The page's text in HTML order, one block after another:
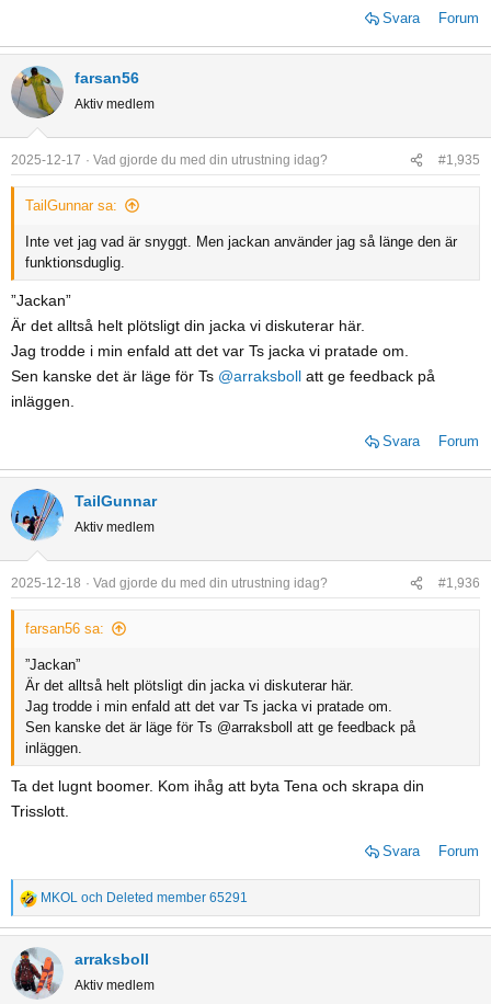
Svara Forum
farsan56
Aktiv medlem
2025-12-17 Vad gjorde du med din utrustning idag? #1,935
TailGunnar sa:
Inte vet jag vad är snyggt. Men jackan använder jag så länge den är
funktionsduglig.
”Jackan”
Är det alltså helt plötsligt din jacka vi diskuterar här.
Jag trodde i min enfald att det var Ts jacka vi pratade om.
Sen kanske det är läge för Ts @arraksboll att ge feedback på
inläggen.
Svara Forum
TailGunnar
Aktiv medlem
2025-12-18 Vad gjorde du med din utrustning idag? #1,936
farsan56 sa:
”Jackan”
Är det alltså helt plötsligt din jacka vi diskuterar här.
Jag trodde i min enfald att det var Ts jacka vi pratade om.
Sen kanske det är läge för Ts @arraksboll att ge feedback på
inläggen.
Ta det lugnt boomer. Kom ihåg att byta Tena och skrapa din
Trisslott.
Svara Forum
R
e
a
c
t
MKOL och Deleted member 65291
arraksboll
Aktiv medlem